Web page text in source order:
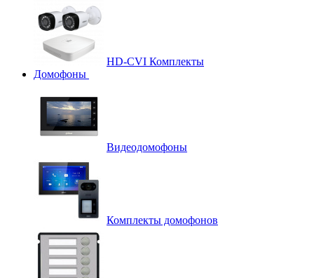
HD-CVI Комплекты
Домофоны
Видеодомофоны
Комплекты домофонов